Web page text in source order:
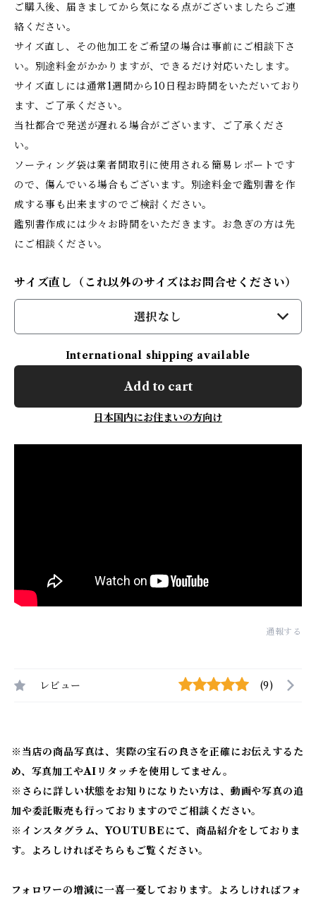
ご購入後、届きましてから気になる点がございましたらご連
絡ください。
サイズ直し、その他加工をご希望の場合は事前にご相談下さ
い。別途料金がかかりますが、できるだけ対応いたします。
サイズ直しには通常1週間から10日程お時間をいただいており
ます、ご了承ください。
当社都合で発送が遅れる場合がございます、ご了承くださ
い。
ソーティング袋は業者間取引に使用される簡易レポートです
ので、傷んでいる場合もございます。別途料金で鑑別書を作
成する事も出来ますのでご検討ください。
鑑別書作成には少々お時間をいただきます。お急ぎの方は先
にご相談ください。
サイズ直し（これ以外のサイズはお問合せください）
選択なし
International shipping available
Add to cart
日本国内にお住まいの方向け
通報する
レビュー (9)
※当店の商品写真は、実際の宝石の良さを正確にお伝えするた
め、写真加工やAIリタッチを使用してません。
※ さらに詳しい状態をお知りになりたい方は、動画や写真の追
加や委託販売も行っておりますのでご相談ください。
※ インスタグラム、YOUTUBEにて、商品紹介をしておりま
す。よろしければそちらもご覧ください。
フォロワーの増減に一喜一憂しております。よろしければフォ